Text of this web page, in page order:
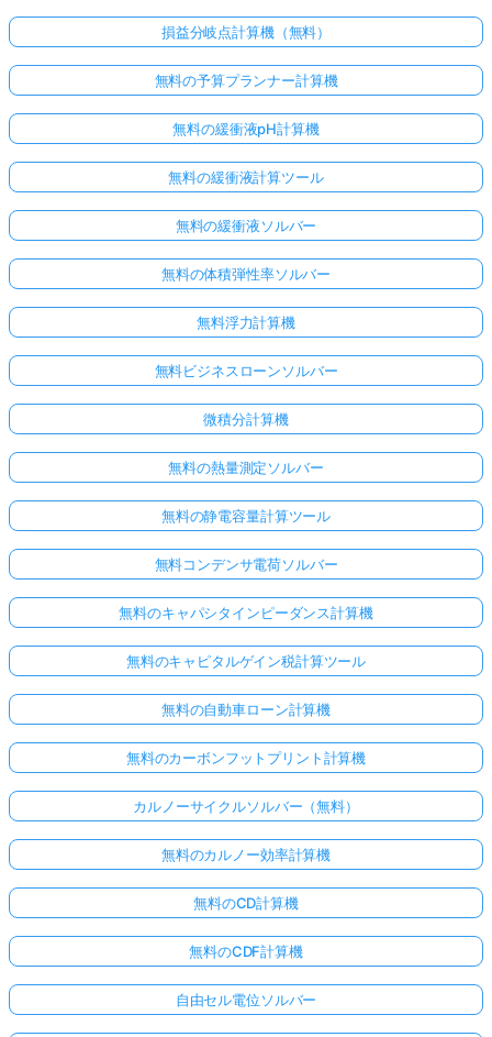
損益分岐点計算機（無料）
無料の予算プランナー計算機
無料の緩衝液pH計算機
無料の緩衝液計算ツール
無料の緩衝液ソルバー
無料の体積弾性率ソルバー
無料浮力計算機
無料ビジネスローンソルバー
微積分計算機
無料の熱量測定ソルバー
無料の静電容量計算ツール
無料コンデンサ電荷ソルバー
無料のキャパシタインピーダンス計算機
無料のキャピタルゲイン税計算ツール
無料の自動車ローン計算機
無料のカーボンフットプリント計算機
カルノーサイクルソルバー（無料）
無料のカルノー効率計算機
無料のCD計算機
無料のCDF計算機
自由セル電位ソルバー